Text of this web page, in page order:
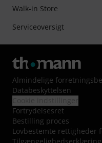
Walk-in Store
Serviceoversigt
Almindelige
Databeskyttelsen
Fortrydelsesret
Bestilling proces
Lovbestemte rettigheder